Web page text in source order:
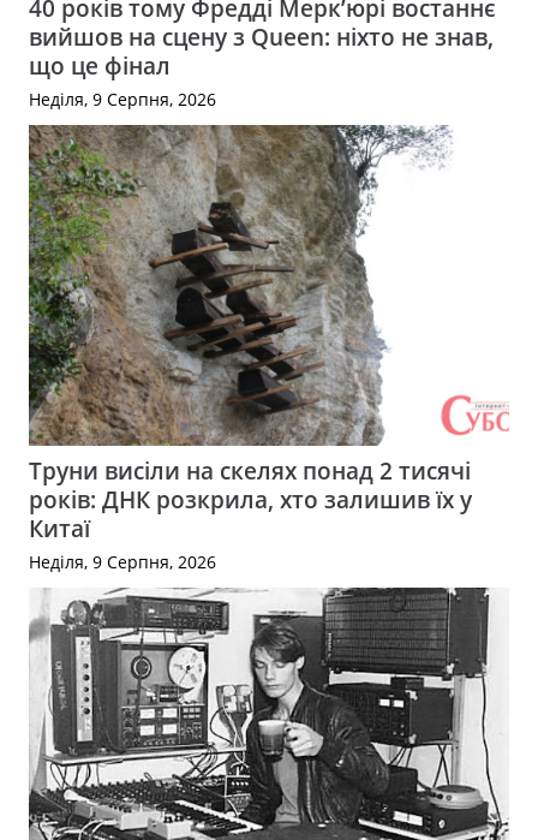
40 років тому Фредді Мерк’юрі востаннє
вийшов на сцену з Queen: ніхто не знав,
що це фінал
Неділя, 9 Серпня, 2026
Труни висіли на скелях понад 2 тисячі
років: ДНК розкрила, хто залишив їх у
Китаї
Неділя, 9 Серпня, 2026